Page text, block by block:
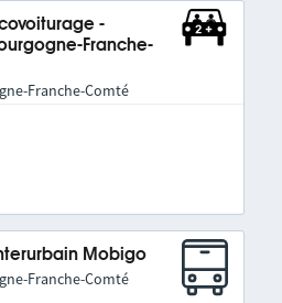
-
Franche-
Franche-Comté
Mobigo
Franche-Comté